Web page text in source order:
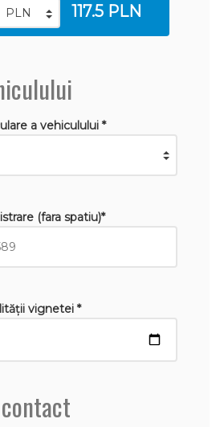
117.5 PLN
a vehiculului *
(fara spatiu)*
vignetei *